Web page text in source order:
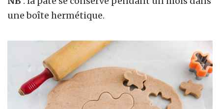
une boîte hermétique.